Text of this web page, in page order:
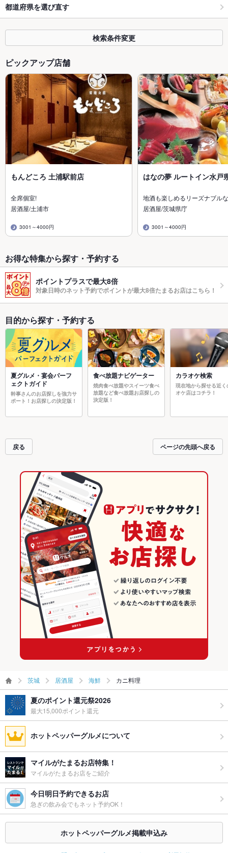
都道府県を選び直す
検索条件変更
ピックアップ店舗
もんどころ 土浦駅前店
全席個室!
居酒屋/土浦市
3001～4000円
はなの夢 ルートイン水戸
地酒も楽しめるリーズナブル
居酒屋/茨城県庁
3001～4000円
お得な特集から探す・予約する
ポイントプラスで最大8倍
対象日時のネット予約でポイントが最大8倍たまるお店はこちら！
目的から探す・予約する
夏グルメ・宴会パーフ
ェクトガイド
幹事さんのお店探しを強力サ
ポート！お店探しの決定版！
食べ放題ナビゲーター
焼肉食べ放題やスイーツ食べ
放題など食べ放題お店探しの
決定版！
カラオケ検索
現在地から探せる近く
オケ店はコチラ！
戻る ページの先頭へ戻る
茨城 居酒屋 海鮮 カニ料理
夏のポイント還元祭2026
最大15,000ポイント還元
ホットペッパーグルメについて
マイルがたまるお店特集！
マイルがたまるお店をご紹介
今日明日予約できるお店
急ぎの飲み会でもネット予約OK！
ホットペッパーグルメ掲載申込み